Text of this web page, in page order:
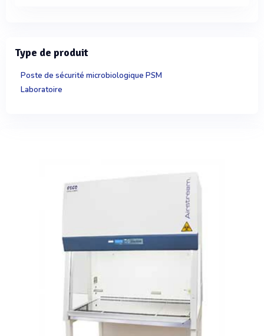
Type de produit
Poste de sécurité microbiologique PSM
Laboratoire